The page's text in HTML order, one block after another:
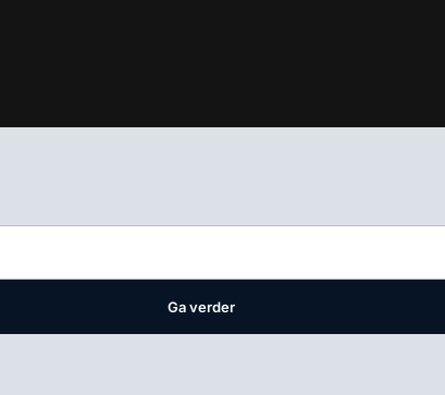
VMN media voor staat. Op gebruik van deze site zijn de
Ga verder